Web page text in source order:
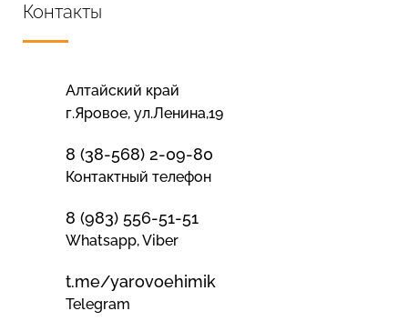
Контакты
Алтайский край
г.Яровое, ул.Ленина,19
8 (38-568) 2-09-80
Контактный телефон
8 (983) 556-51-51
Whatsapp, Viber
t.me/yarovoehimik
Telegram